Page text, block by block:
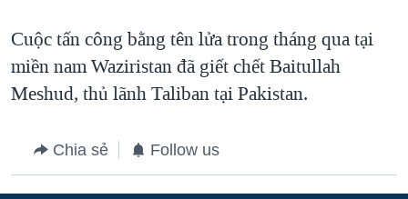
Cuộc tấn công bằng tên lửa trong tháng qua tại
miền nam Waziristan đã giết chết Baitullah
Meshud, thủ lãnh Taliban tại Pakistan.
Chia sẻ Follow us